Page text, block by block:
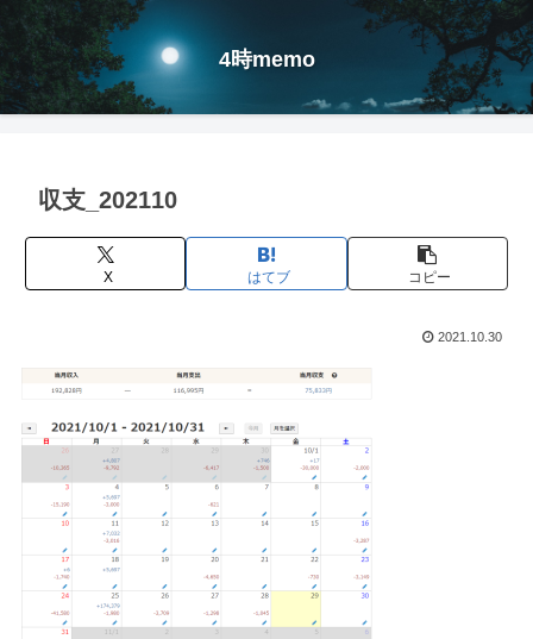
4時memo
収支_202110
X はてブ コピー
2021.10.30